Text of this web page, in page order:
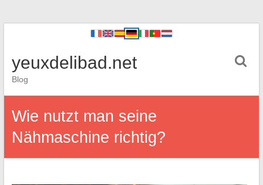
yeuxdelibad.net
Blog
Wie nutzt man seine
Nähmaschine richtig?